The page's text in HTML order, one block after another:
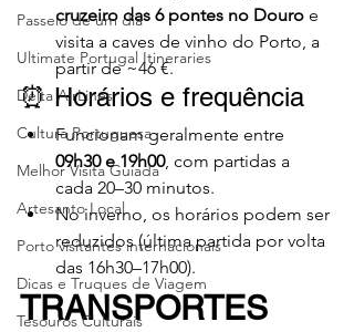
Passeio de um dia
Ultimate Portugal Itineraries
Delta AirLines
Cultura Portuguesa
Melhor Visita Guiada
Artesanto Local
Porto visitantes internacionais
Dicas e Truques de Viagem
Tesouros Culturais
cruzeiro das 6 pontes no Douro e
visita a caves de vinho do Porto, a
partir de ~46 €.
⏰ Horários e frequência
Funcionam geralmente entre
09h30 e 19h00, com partidas a
cada 20–30 minutos.
No inverno, os horários podem ser
reduzidos (última partida por volta
das 16h30–17h00).
TRANSPORTES